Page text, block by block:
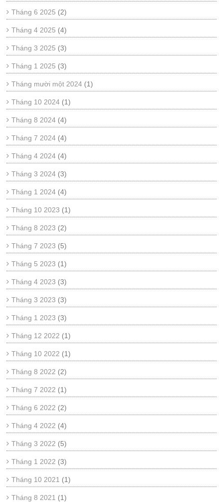
Tháng 6 2025 (2)
Tháng 4 2025 (4)
Tháng 3 2025 (3)
Tháng 1 2025 (3)
Tháng mười một 2024 (1)
Tháng 10 2024 (1)
Tháng 8 2024 (4)
Tháng 7 2024 (4)
Tháng 4 2024 (4)
Tháng 3 2024 (3)
Tháng 1 2024 (4)
Tháng 10 2023 (1)
Tháng 8 2023 (2)
Tháng 7 2023 (5)
Tháng 5 2023 (1)
Tháng 4 2023 (3)
Tháng 3 2023 (3)
Tháng 1 2023 (3)
Tháng 12 2022 (1)
Tháng 10 2022 (1)
Tháng 8 2022 (2)
Tháng 7 2022 (1)
Tháng 6 2022 (2)
Tháng 4 2022 (4)
Tháng 3 2022 (5)
Tháng 1 2022 (3)
Tháng 10 2021 (1)
Tháng 8 2021 (1)